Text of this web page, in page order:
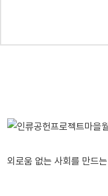
외로움 없는 사회를 만드